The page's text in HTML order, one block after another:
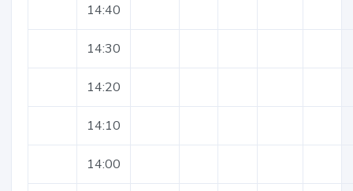
14:40
14:30
14:20
14:10
14:00